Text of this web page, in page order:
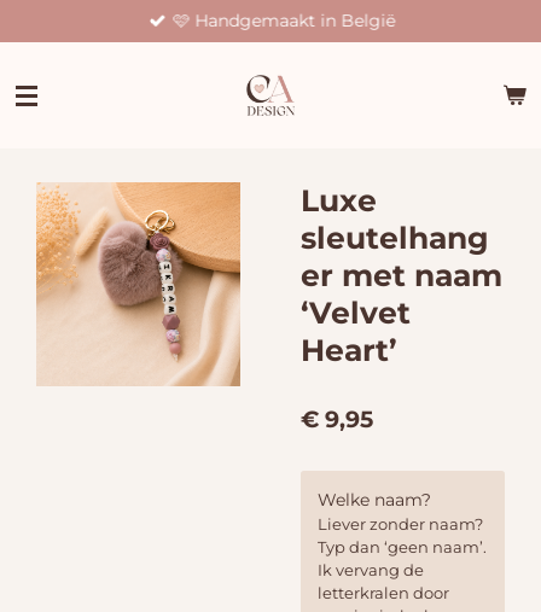
direct
de
🩷 Handgemaakt in België
Luxe
sleutelhang
er met naam
‘Velvet
Heart’
€ 9,95
Welke naam?
Liever zonder naam?
Typ dan ‘geen naam’.
Ik vervang de
letterkralen door